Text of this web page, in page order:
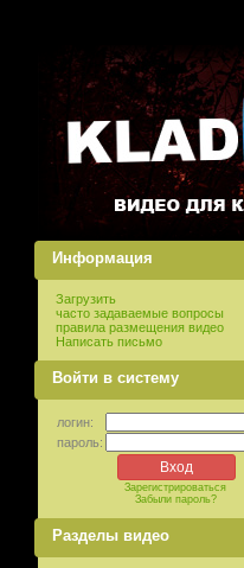
Информация
Загрузить
часто задаваемые вопросы
правила размещения видео
Написать письмо
Войти в систему
логин:
пароль:
Зарегистрироваться
Забыли пароль?
Разделы видео